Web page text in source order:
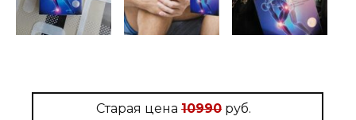
Старая цена10990 руб.